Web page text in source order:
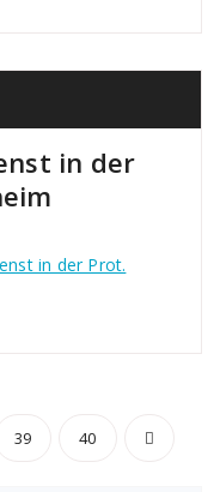
in der
in der Prot.
39 40